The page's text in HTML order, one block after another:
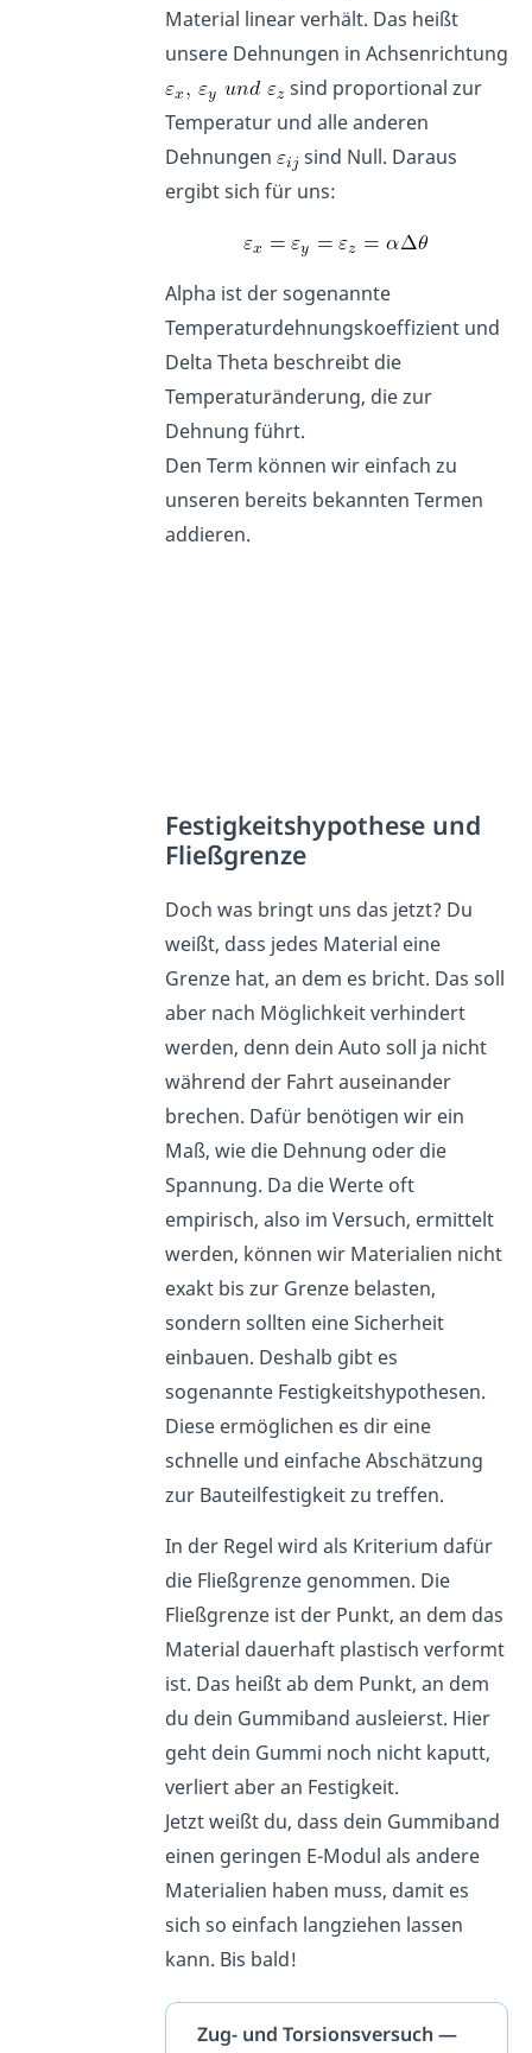
Material linear verhält. Das heißt
unsere Dehnungen in Achsenrichtung
sind proportional zur
Temperatur und alle anderen
Dehnungen
sind Null. Daraus
ergibt sich für uns:
Alpha ist der sogenannte
Temperaturdehnungskoeffizient und
Delta Theta beschreibt die
Temperaturänderung, die zur
Dehnung führt.
Den Term können wir einfach zu
unseren bereits bekannten Termen
addieren.
Festigkeitshypothese und
Fließgrenze
Doch was bringt uns das jetzt? Du
weißt, dass jedes Material eine
Grenze hat, an dem es bricht. Das soll
aber nach Möglichkeit verhindert
werden, denn dein Auto soll ja nicht
während der Fahrt auseinander
brechen. Dafür benötigen wir ein
Maß, wie die Dehnung oder die
Spannung. Da die Werte oft
empirisch, also im Versuch, ermittelt
werden, können wir Materialien nicht
exakt bis zur Grenze belasten,
sondern sollten eine Sicherheit
einbauen. Deshalb gibt es
sogenannte Festigkeitshypothesen.
Diese ermöglichen es dir eine
schnelle und einfache Abschätzung
zur Bauteilfestigkeit zu treffen.
In der Regel wird als Kriterium dafür
die Fließgrenze genommen. Die
Fließgrenze ist der Punkt, an dem das
Material dauerhaft plastisch verformt
ist. Das heißt ab dem Punkt, an dem
du dein Gummiband ausleierst. Hier
geht dein Gummi noch nicht kaputt,
verliert aber an Festigkeit.
Jetzt weißt du, dass dein Gummiband
einen geringen E-Modul als andere
Materialien haben muss, damit es
sich so einfach langziehen lassen
kann. Bis bald!
Zug- und Torsionsversuch —